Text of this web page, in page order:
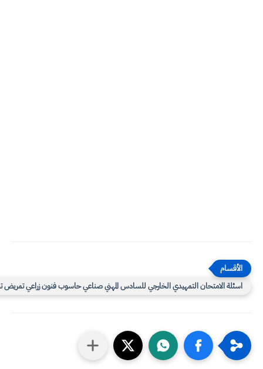
الامتحان التمهيدي الخارجي للسادس المهني صناعي حاسوب فنون زراعي تمريض تجاري